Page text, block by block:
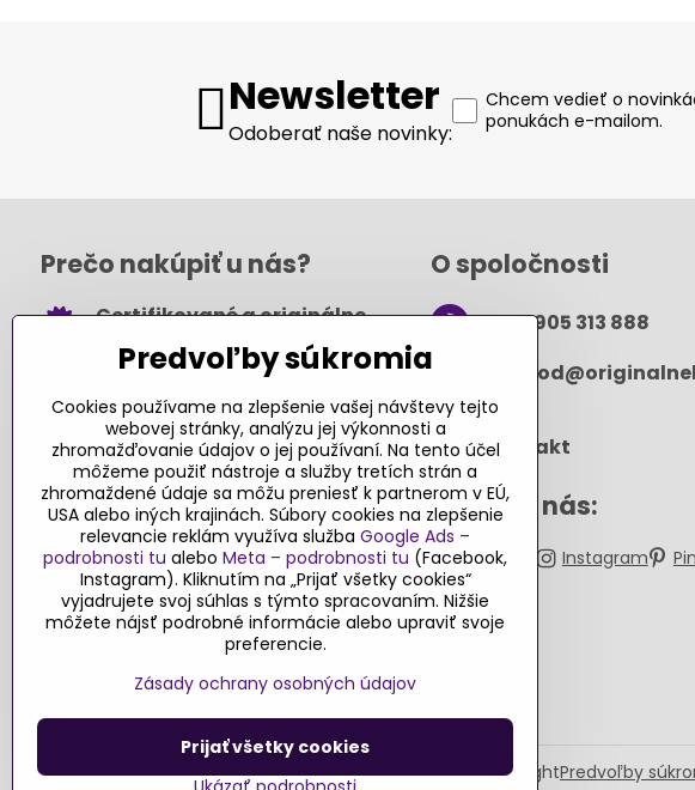
Newsletter
Odoberať naše novinky:
Chcem vedieť o
ponukách e-mailom.
Prečo nakúpiť u nás?
Certifikované a originálne
Takmer 100% spokojných
zákazníkov
Pri nákupe nad 49 € doprava
zadarmo
Návody a tipy
Objednávky
Stav objednávky
O spoločnosti
+421 905 313 888
.sk
Kontakt
Sledujte nás:
Facebook Instagram
Blog
©2026CopyrightPredvoľby
Predvoľby súkromia
Cookies používame na zlepšenie vašej návštevy tejto
webovej stránky, analýzu jej výkonnosti a
zhromažďovanie údajov o jej používaní. Na tento účel
môžeme použiť nástroje a služby tretích strán a
zhromaždené údaje sa môžu preniesť k partnerom v EÚ,
USA alebo iných krajinách. Súbory cookies na zlepšenie
relevancie reklám využíva služba Google Ads –
podrobnosti tu alebo Meta – podrobnosti tu (Facebook,
Instagram). Kliknutím na „Prijať všetky cookies“
vyjadrujete svoj súhlas s týmto spracovaním. Nižšie
môžete nájsť podrobné informácie alebo upraviť svoje
preferencie.
Zásady ochrany osobných údajov
Prijať všetky cookies